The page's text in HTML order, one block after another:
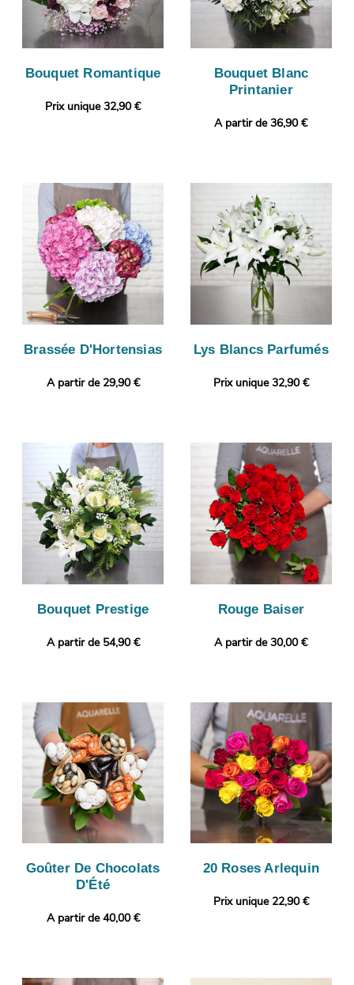
Bouquet Romantique
Prix unique 32,90 €
Bouquet Blanc
Printanier
A partir de 36,90 €
Brassée D'Hortensias
A partir de 29,90 €
Lys Blancs Parfumés
Prix unique 32,90 €
Bouquet Prestige
A partir de 54,90 €
Rouge Baiser
A partir de 30,00 €
Goûter De Chocolats
D'Été
A partir de 40,00 €
20 Roses Arlequin
Prix unique 22,90 €